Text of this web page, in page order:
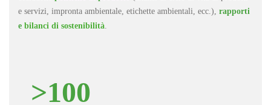
e servizi, impronta ambientale, etichette ambientali, ecc.), rapporti
e bilanci di sostenibilità.
>100